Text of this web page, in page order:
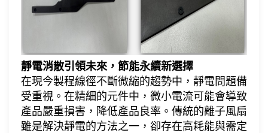
靜電消散引領未來，節能永續新選擇
在現今製程線徑不斷微縮的趨勢中，靜電問題備
受重視。在精細的元件中，微小電流可能會導致
產品嚴重損害，降低產品良率。傳統的離子風扇
雖是解決靜電的方法之一，卻存在高耗能與需定